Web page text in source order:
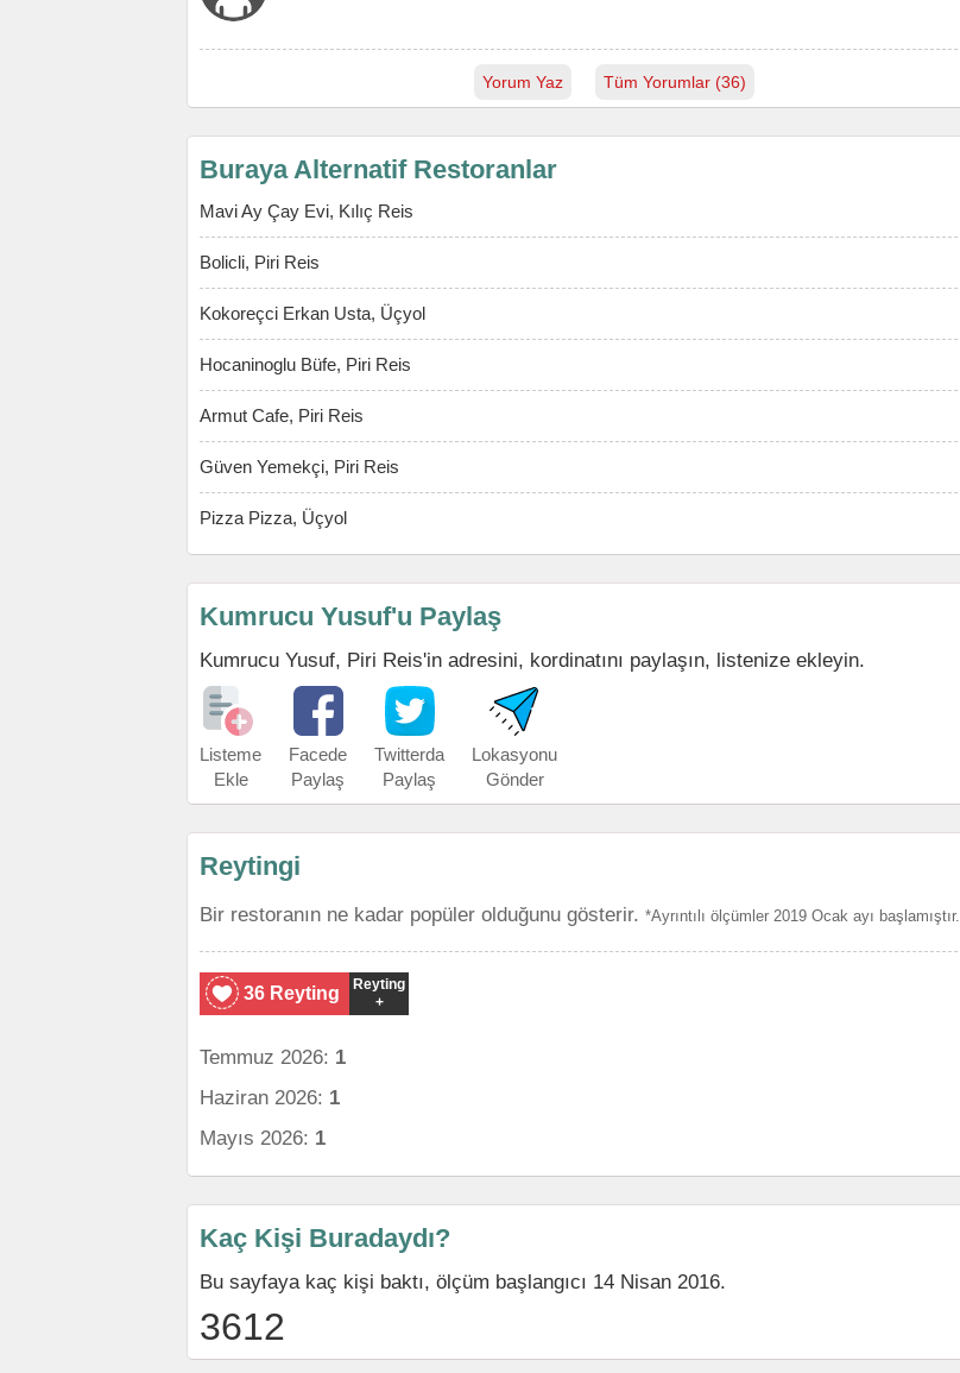
Yorum Yaz Tüm Yorumlar (36)
Buraya Alternatif Restoranlar
Mavi Ay Çay Evi, Kılıç Reis
Bolicli, Piri Reis
Kokoreçci Erkan Usta, Üçyol
Hocaninoglu Büfe, Piri Reis
Armut Cafe, Piri Reis
Güven Yemekçi, Piri Reis
Pizza Pizza, Üçyol
Kumrucu Yusuf'u Paylaş
Kumrucu Yusuf, Piri Reis'in adresini, kordinatını paylaşın, listenize ekleyin.
Listeme
Ekle
Facede
Paylaş
Twitterda
Paylaş
Lokasyonu
Gönder
Reytingi
Bir restoranın ne kadar popüler olduğunu gösterir. *Ayrıntılı ölçümler 2019 Ocak ayı başlamıştır.
36 Reyting
Reyting
+
Temmuz 2026: 1
Haziran 2026: 1
Mayıs 2026: 1
Kaç Kişi Buradaydı?
Bu sayfaya kaç kişi baktı, ölçüm başlangıcı 14 Nisan 2016.
3612